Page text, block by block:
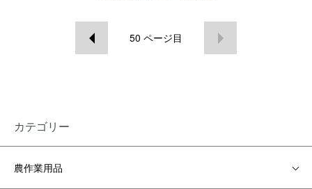
50 ページ目
カテゴリー
農作業用品